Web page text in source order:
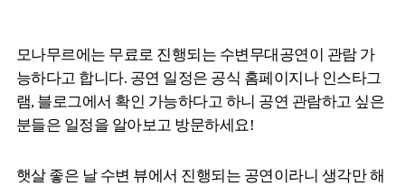
모나무르에는 무료로 진행되는 수변무대공연이 관람 가
능하다고 합니다. 공연 일정은 공식 홈페이지나 인스타그
램, 블로그에서 확인 가능하다고 하니 공연 관람하고 싶은
분들은 일정을 알아보고 방문하세요!
햇살 좋은 날 수변 뷰에서 진행되는 공연이라니 생각만 해